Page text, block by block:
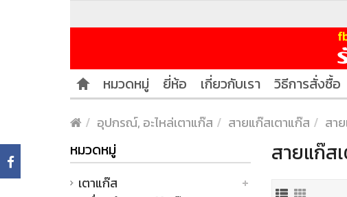
หมวดหมู่ ยี่ห้อ เกี่ยวกับเรา วิธีการสั่งซื้อ
อุปกรณ์, อะไหล่เตาแก๊ส สายแก๊สเตาแก๊ส สา
หมวดหมู่
เตาแก๊ส
สายแก๊ส